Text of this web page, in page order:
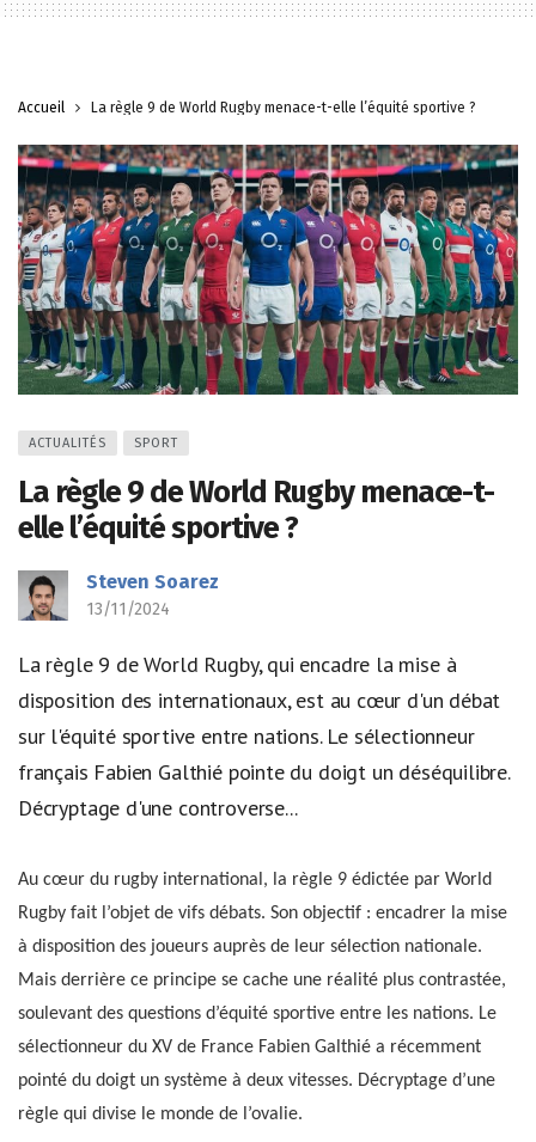
Accueil La règle 9 de World Rugby menace-t-elle l’équité sportive ?
ACTUALITÉS SPORT
La règle 9 de World Rugby menace-t-
elle l’équité sportive ?
Steven Soarez
13/11/2024
La règle 9 de World Rugby, qui encadre la mise à
disposition des internationaux, est au cœur d'un débat
sur l'équité sportive entre nations. Le sélectionneur
français Fabien Galthié pointe du doigt un déséquilibre.
Décryptage d'une controverse...
Au cœur du rugby international, la règle 9 édictée par World
Rugby fait l’objet de vifs débats. Son objectif : encadrer la mise
à disposition des joueurs auprès de leur sélection nationale.
Mais derrière ce principe se cache une réalité plus contrastée,
soulevant des questions d’équité sportive entre les nations. Le
sélectionneur du XV de France Fabien Galthié a récemment
pointé du doigt un système à deux vitesses. Décryptage d’une
règle qui divise le monde de l’ovalie.